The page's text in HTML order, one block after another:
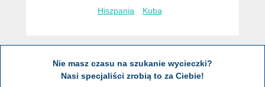
Hiszpania Kuba
Nie masz czasu na szukanie wycieczki?
Nasi specjaliści zrobią to za Ciebie!